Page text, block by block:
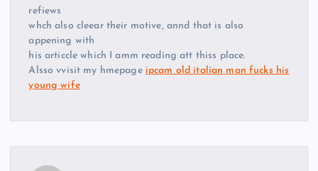
refiews
whch also cleear their motive, annd that is also
appening with
his articcle which I amm reading att thiss place.
Alsso vvisit my hmepage ipcam old italian man fucks his
young wife